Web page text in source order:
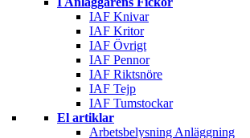
IAF Knivar
IAF Kritor
IAF Övrigt
IAF Pennor
IAF Riktsnöre
IAF Tejp
IAF Tumstockar
El artiklar
Arbetsbelysning Anläggning